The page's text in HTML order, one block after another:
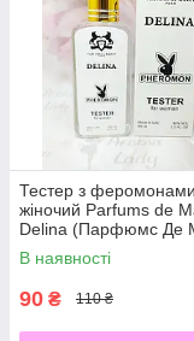
Тестер з феромонами
жіночий Parfums de
Delina (Парфюмс Де
Делина) 65 мл
В наявності
90 ₴ 110 ₴